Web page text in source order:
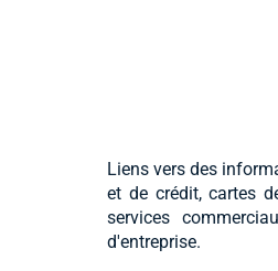
Liens vers des
et de crédit, cartes
services
d'entreprise.